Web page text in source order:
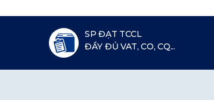
SP ĐẠT TCCL
ĐẦY ĐỦ VAT, CO, CQ...